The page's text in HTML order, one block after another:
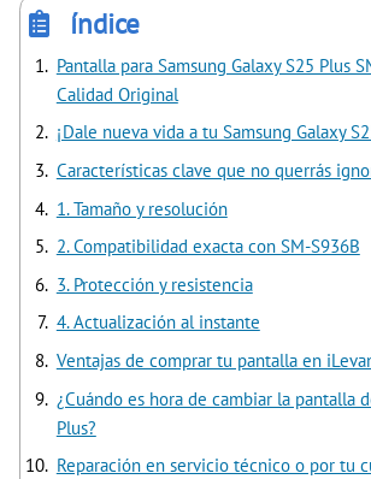
índice
Pantalla para Samsung Galaxy S25 Plus
Calidad Original
¡Dale nueva vida a tu Samsung Galaxy
Características clave que no querrás
1. Tamaño y resolución
2. Compatibilidad exacta con SM-S936B
3. Protección y resistencia
4. Actualización al instante
Ventajas de comprar tu pantalla en
¿Cuándo es hora de cambiar la pantalla
Plus?
Reparación en servicio técnico o por tu